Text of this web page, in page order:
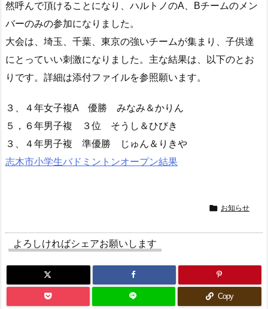
然呼んで頂けることになり、ハルトノのA、Bチームのメン
バーのみの参加になりました。
大会は、埼玉、千葉、東京の強いチームが集まり、子供達
にとっていい刺激になりました。主な結果は、以下のとお
りです。詳細は添付ファイルを参照願います。
３、４年女子複A 優勝 みなみ＆かりん
５，６年男子複 ３位 そうし＆ひびき
３、４年男子複 準優勝 じゅん＆りきや
志木市小学生バドミントンオープン結果
 お知らせ
よろしければシェアお願いします
Copy